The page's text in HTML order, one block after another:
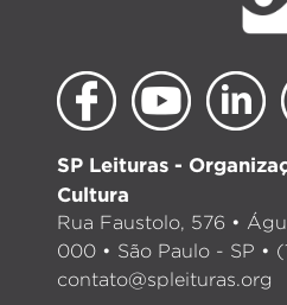
SP Leituras -
Cultura
Rua Faustolo, 576 •
000 • São Paulo - SP •
contato@spleituras.org